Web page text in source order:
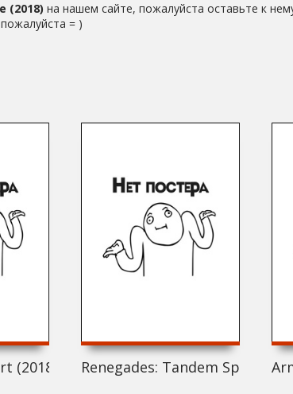
(2018) на нашем сайте, пожалуйста оставьте к
= )
(2018) Renegades: Tandem Spirits